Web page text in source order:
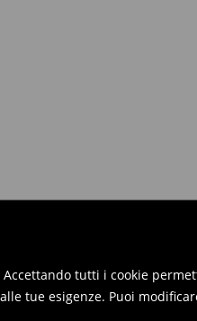
tutti i cookie
tue esigenze. Puoi